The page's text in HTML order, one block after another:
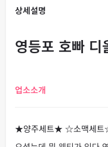
상세설명
영등포 호빠 디
업소소개
★양주세트★ ☆소맥세